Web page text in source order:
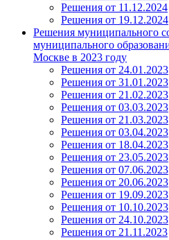
Решения от 11.12.2024
Решения от 19.12.2024
Решения муниципального
муниципального
Москве в 2023 году
Решения от 24.01.2023
Решения от 31.01.2023
Решения от 21.02.2023
Решения от 03.03.2023
Решения от 21.03.2023
Решения от 03.04.2023
Решения от 18.04.2023
Решения от 23.05.2023
Решения от 07.06.2023
Решения от 20.06.2023
Решения от 19.09.2023
Решения от 10.10.2023
Решения от 24.10.2023
Решения от 21.11.2023